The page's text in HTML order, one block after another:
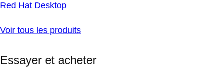
Red Hat Desktop
Voir tous les produits
Essayer et acheter